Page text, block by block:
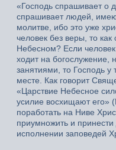
«Господь спрашивает о
спрашивает людей,
молитве, ибо это уже
человек без веры, то
Небесном? Если
ходит на богослужение,
занятиями, то Господь у
месте. Как говорит
«Царствие Небесное
усилие восхищают
поработать на Ниве
приумножить и
исполнении заповедей